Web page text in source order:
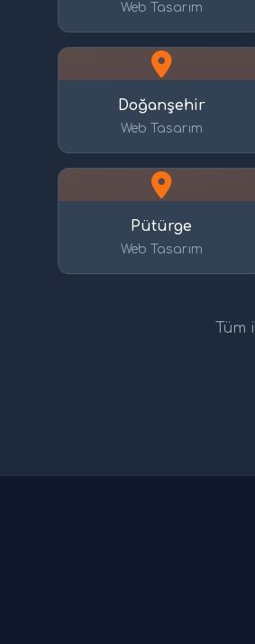
Web Tasarım
Doğanşehir
Web Tasarım
Pütürge
Web Tasarım